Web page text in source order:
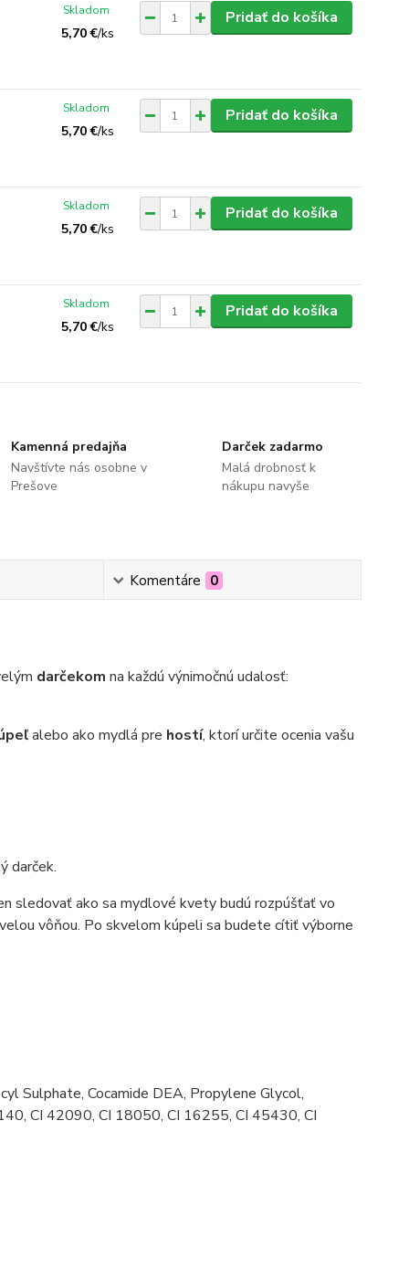
5,70 €/ks
Skladom Pridať do košíka
5,70 €/ks
Skladom Pridať do košíka
5,70 €/ks
Skladom Pridať do košíka
5,70 €/ks
Skladom Pridať do košíka
Kamenná predajňa
Navštívte nás osobne v
Prešove
Darček zadarmo
Malá drobnosť k
nákupu navyše
Komentáre 0
darčekom na každú výnimočnú udalosť:
alebo ako mydlá pre hostí, ktorí určite ocenia vašu
darček.
sledovať ako sa mydlové kvety budú rozpúšťať vo
vôňou. Po skvelom kúpeli sa budete cítiť výborne
Sulphate, Cocamide DEA, Propylene Glycol,
CI 42090, CI 18050, CI 16255, CI 45430, CI